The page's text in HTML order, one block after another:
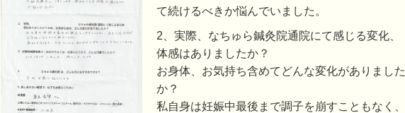
て続けるべきか悩んでいました。
2、実際、なちゅら鍼灸院通院にて感じる変化、
体感はありましたか？
お身体、お気持ち含めてどんな変化がありました
か？
私自身は妊娠中最後まで調子を崩すこともなく、